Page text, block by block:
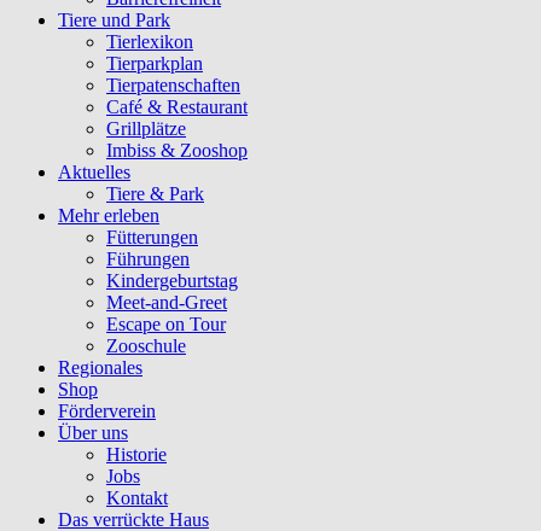
Tiere und Park
Tierlexikon
Tierparkplan
Tierpatenschaften
Café & Restaurant
Grillplätze
Imbiss & Zooshop
Aktuelles
Tiere & Park
Mehr erleben
Fütterungen
Führungen
Kindergeburtstag
Meet-and-Greet
Escape on Tour
Zooschule
Regionales
Shop
Förderverein
Über uns
Historie
Jobs
Kontakt
Das verrückte Haus